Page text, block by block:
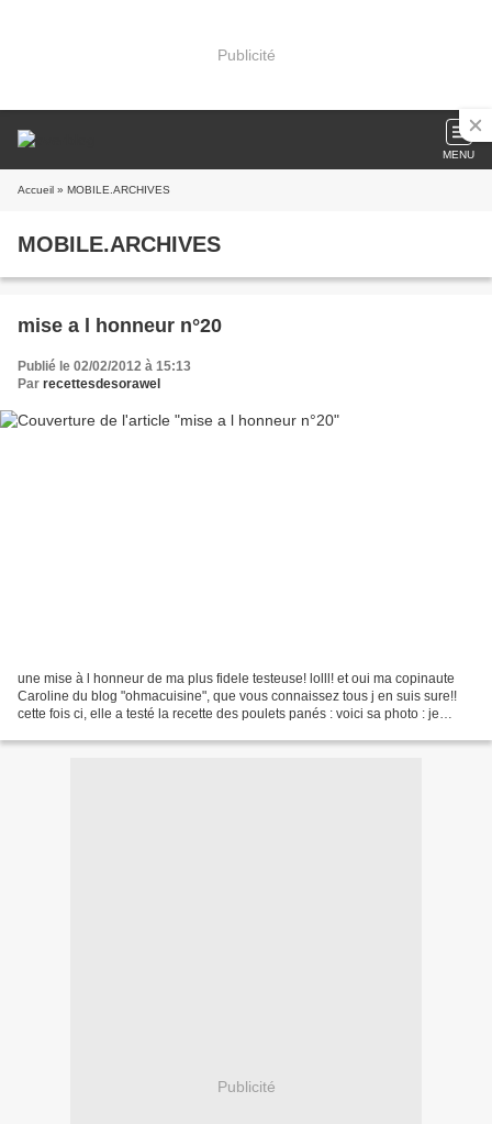
Publicité
MENU
Accueil » MOBILE.ARCHIVES
MOBILE.ARCHIVES
mise a l honneur n°20
Publié le 02/02/2012 à 15:13
Par recettesdesorawel
une mise à l honneur de ma plus fidele testeuse! lolll! et oui ma copinaute
Caroline du blog "ohmacuisine", que vous connaissez tous j en suis sure!!
cette fois ci, elle a testé la recette des poulets panés : voici sa photo : je
Publicité